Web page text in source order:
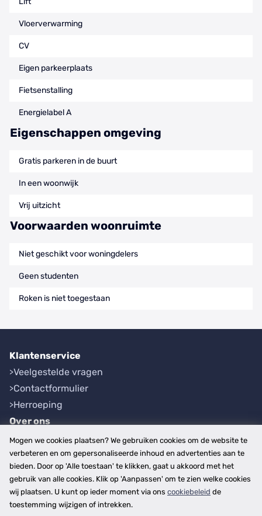
Vloerverwarming
CV
Eigen parkeerplaats
Fietsenstalling
Energielabel A
Eigenschappen omgeving
Gratis parkeren in de buurt
In een woonwijk
Vrij uitzicht
Voorwaarden woonruimte
Niet geschikt voor woningdelers
Geen studenten
Roken is niet toegestaan
Klantenservice
Veelgestelde vragen
Contactformulier
Herroeping
Over ons
Bedrijfsgegevens
Werkwijze
Overzichten
Plaatsen
Provincies
Mogen we cookies plaatsen? We gebruiken cookies om de website te
verbeteren en om gepersonaliseerde inhoud en advertenties aan te
bieden. Door op 'Alle toestaan' te klikken, gaat u akkoord met het
gebruik van alle cookies. Klik op 'Aanpassen' om te zien welke cookies
wij plaatsen. U kunt op ieder moment via ons cookiebeleid de
toestemming wijzigen of intrekken.